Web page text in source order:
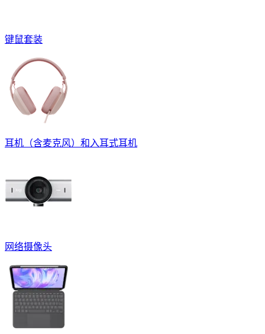
键鼠套装
耳机（含麦克风）和入耳式耳机
网络摄像头